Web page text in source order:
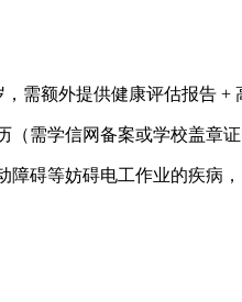
需额外提供健康评估报告 +
需学信网备案或学校盖章
碍等妨碍电工作业的疾病